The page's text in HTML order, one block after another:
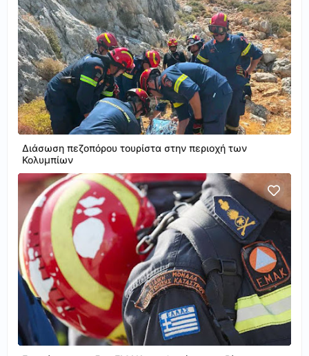
Διάσωση πεζοπόρου τουρίστα στην περιοχή των
Κολυμπίων